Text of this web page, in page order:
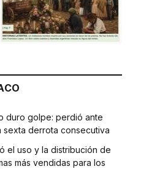
duro golpe: perdió ante
sexta derrota consecutiva
el uso y la distribución de
más vendidas para los